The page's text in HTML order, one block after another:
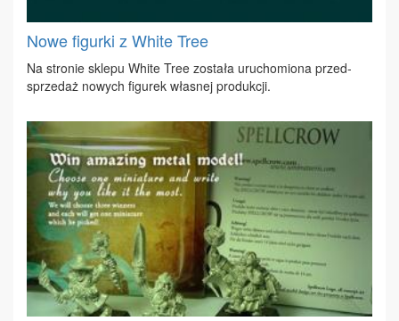
Nowe figurki z White Tree
Na stro­nie skle­pu Whi­te Tree zo­sta­ła uru­cho­mio­na przed­
sprze­daż no­wych fi­gu­rek wła­snej pro­duk­cji.